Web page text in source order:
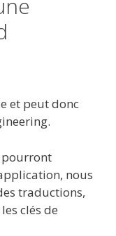
et peut donc
pourront
nous
traductions,
clés de